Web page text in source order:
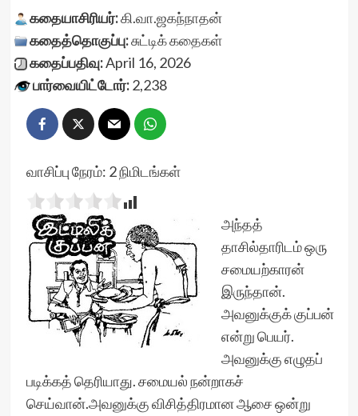
கதையாசிரியர்:கி.வா.ஜகந்நாதன்
கதைத்தொகுப்பு:சுட்டிக் கதைகள்
கதைப்பதிவு:April 16, 2026
பார்வையிட்டோர்:2,238
வாசிப்பு நேரம்: 2நிமிடங்கள்
அந்தத்
தாசில்தாரிடம் ஒரு
சமையற்காரன்
இருந்தான்.
அவனுக்குக் குப்பன்
என்று பெயர்.
அவனுக்கு எழுதப்
படிக்கத் தெரியாது. சமையல் நன்றாகச்
செய்வான்.அவனுக்கு விசித்திரமான ஆசை ஒன்று